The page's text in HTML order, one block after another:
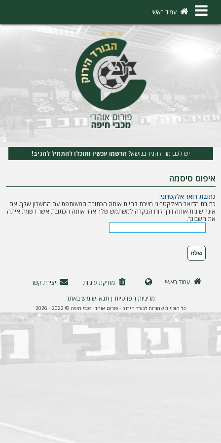
×
ו
ר
ש
מ
ה
עמוד ראשי
יש לכם מה להגיד בנושא? הרשמו עכשיו ותוכלו להתחיל להגיב!
איפוס סיסמה
כתובת דואר אלקטרוני:
כתובת הדואר האלקטרוני חייבת להיות אותה הכתובת המשותפת עם החשבון שלך. אם
אינך שינית אותה דרך לוח הבקרה למשתמש שלך אז זו אותה הכתובת אשר רשמת איתה
את חשבונך.
עמוד ראשי מחיקת עוגיות
יצירת קשר
מדיניות הפרטיות | תנאי שימוש באתר
כל הזכויות שמורות לבורד הירוק - פורום אוהדי מכבי חיפה © 2022 - 2026